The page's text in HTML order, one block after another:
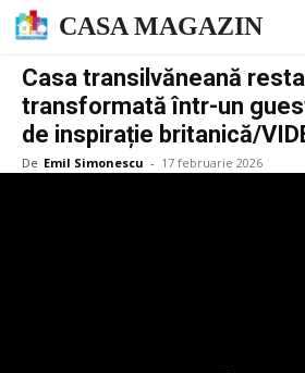
CASA MAGAZIN
Casa transilvăneană
transformată într-un
de inspirație britanică/
De Emil Simonescu - 17 februarie 2026